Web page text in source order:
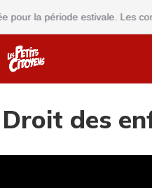
la période estivale. Les
Droit des